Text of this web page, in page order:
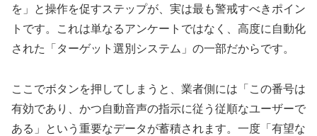
を」と操作を促すステップが、実は最も警戒すべきポイン
トです。これは単なるアンケートではなく、高度に自動化
された「ターゲット選別システム」の一部だからです。
ここでボタンを押してしまうと、業者側には「この番号は
有効であり、かつ自動音声の指示に従う従順なユーザーで
ある」という重要なデータが蓄積されます。一度「有望な